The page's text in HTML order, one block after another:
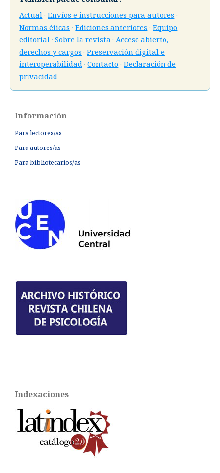
Actual · Envíos e instrucciones para autores ·
Normas éticas · Ediciones anteriores · Equipo
editorial · Sobre la revista · Acceso abierto,
derechos y cargos · Preservación digital e
interoperabilidad · Contacto · Declaración de
privacidad
Información
Para lectores/as
Para autores/as
Para bibliotecarios/as
Indexaciones